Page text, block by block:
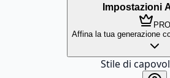
Impostazioni
PRO
Affina la tua generazione
Stile di